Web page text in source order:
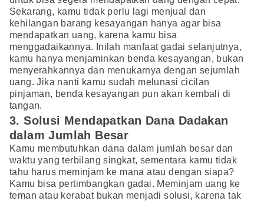
Sekarang, kamu tidak perlu lagi menjual dan
kehilangan barang kesayangan hanya agar bisa
mendapatkan uang, karena kamu bisa
menggadaikannya. Inilah manfaat gadai selanjutnya,
kamu hanya menjaminkan benda kesayangan, bukan
menyerahkannya dan menukarnya dengan sejumlah
uang. Jika nanti kamu sudah melunasi cicilan
pinjaman, benda kesayangan pun akan kembali di
tangan.
3. Solusi Mendapatkan Dana Dadakan
dalam Jumlah Besar
Kamu membutuhkan dana dalam jumlah besar dan
waktu yang terbilang singkat, sementara kamu tidak
tahu harus meminjam ke mana atau dengan siapa?
Kamu bisa pertimbangkan gadai. Meminjam uang ke
teman atau kerabat bukan menjadi solusi, karena tak